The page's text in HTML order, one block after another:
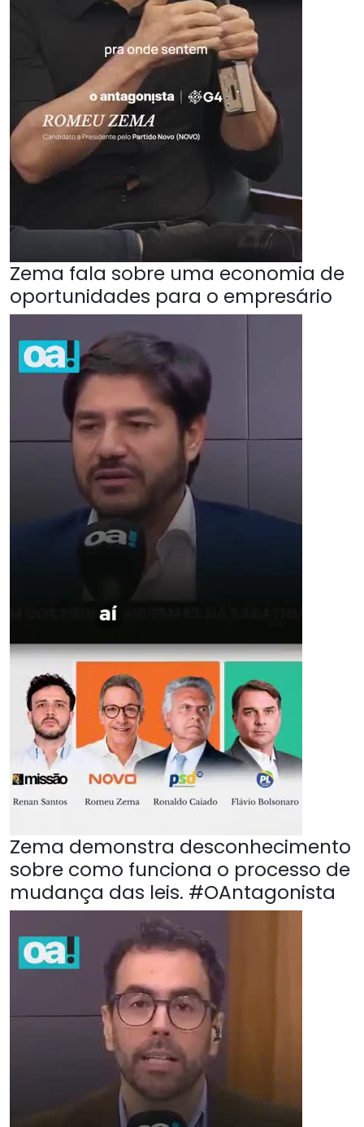
Zema fala sobre uma economia de
oportunidades para o empresário
Zema demonstra desconhecimento
sobre como funciona o processo de
mudança das leis. #OAntagonista